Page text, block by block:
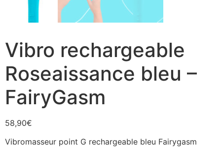
Vibro rechargeable
Roseaissance bleu –
FairyGasm
58,90€
Vibromasseur point G rechargeable bleu Fairygasm